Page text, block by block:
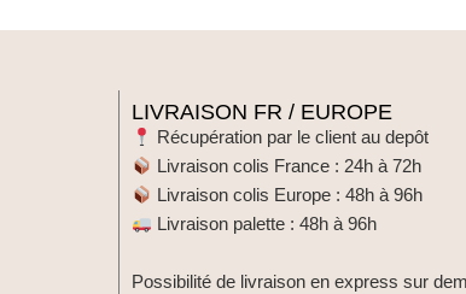
LIVRAISON FR / EUROPE
Récupération par le client au depôt
Livraison colis France : 24h à 72h
Livraison colis Europe : 48h à 96h
Livraison palette : 48h à 96h
Possibilité de livraison en express sur